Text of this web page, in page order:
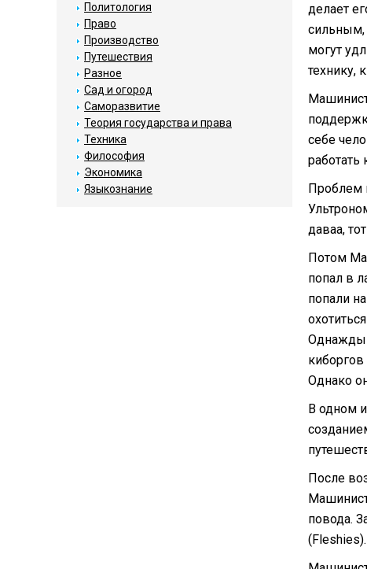
делает
сильным,
могут
технику,
себе
Проблем
даваа,
Потом
попал в
попали
Однажды
Однако
В одном
После
повода.
Политология
Право
Производство
Путешествия
Разное
Сад и огород
Саморазвитие
Теория государства и права
Техника
Философия
Экономика
Языкознание